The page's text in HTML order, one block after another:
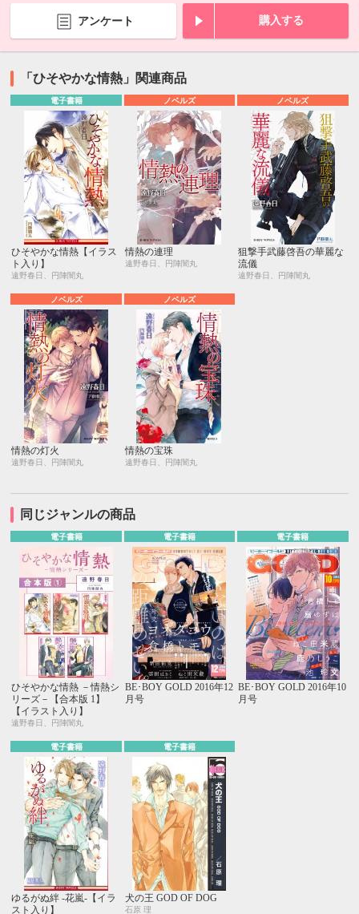
アンケート 購入する
「ひそやかな情熱」関連商品
電子書籍
ひそやかな情熱【イラス
ト入り】
遠野春日、円陣闇丸
ノベルズ
情熱の連理
遠野春日、円陣闇丸
ノベルズ
狙撃手武藤啓吾の華麗な
流儀
遠野春日、円陣闇丸
ノベルズ
情熱の灯火
遠野春日、円陣闇丸
ノベルズ
情熱の宝珠
遠野春日、円陣闇丸
同じジャンルの商品
電子書籍
ひそやかな情熱 －情熱シ
リーズ－【合本版 1】
【イラスト入り】
遠野春日、円陣闇丸
電子書籍
BE･BOY GOLD 2016年12
月号
電子書籍
BE･BOY GOLD 2016年10
月号
電子書籍
ゆるがぬ絆 -花嵐-【イラ
スト入り】
電子書籍
犬の王 GOD OF DOG
石原 理